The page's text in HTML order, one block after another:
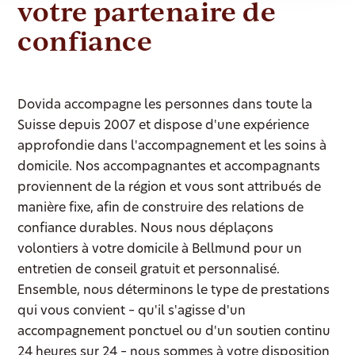
votre partenaire de
confiance
Dovida accompagne les personnes dans toute la
Suisse depuis 2007 et dispose d'une expérience
approfondie dans l'accompagnement et les soins à
domicile. Nos accompagnantes et accompagnants
proviennent de la région et vous sont attribués de
manière fixe, afin de construire des relations de
confiance durables. Nous nous déplaçons
volontiers à votre domicile à Bellmund pour un
entretien de conseil gratuit et personnalisé.
Ensemble, nous déterminons le type de prestations
qui vous convient – qu'il s'agisse d'un
accompagnement ponctuel ou d'un soutien continu
24 heures sur 24 – nous sommes à votre disposition